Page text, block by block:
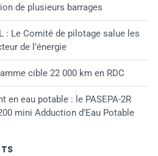
de plusieurs barrages
: Le Comité de pilotage salue les
de l’énergie
cible 22 000 km en RDC
en eau potable : le PASEPA-2R
mini Adduction d’Eau Potable